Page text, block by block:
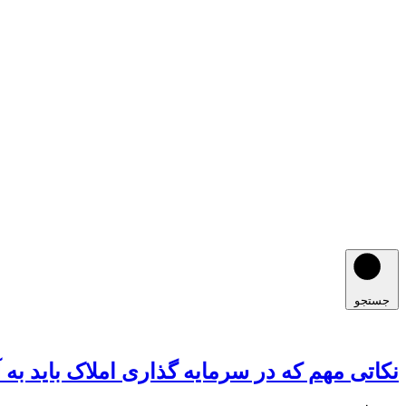
جستجو
نکاتی مهم که در سرمایه گذاری املاک باید به